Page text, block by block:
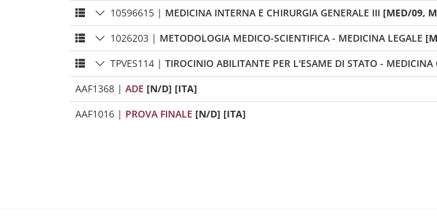
10596615 | MEDICINA INTERNA E CHIRURGIA GENERALE III [MED/09,
1026203 | METODOLOGIA MEDICO-SCIENTIFICA - MEDICINA LEGALE
TPVES114 | TIROCINIO ABILITANTE PER L'ESAME DI STATO - MEDICINA
AAF1368 | ADE [N/D] [ITA]
AAF1016 | PROVA FINALE [N/D] [ITA]